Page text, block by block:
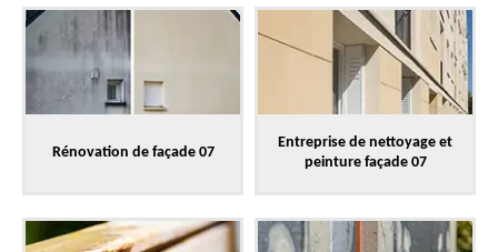
Rénovation de façade 07
Entreprise de nettoyage et
peinture façade 07